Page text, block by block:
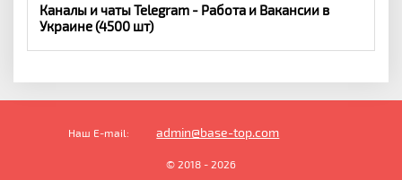
Каналы и чаты Telegram - Работа и Вакансии в
Украине (4500 шт)
Наш E-mail: admin@base-top.com
© 2018 - 2026